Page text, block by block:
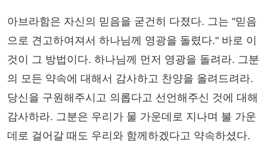
아브라함은 자신의 믿음을 굳건히 다졌다. 그는 "믿음
으로 견고하여져서 하나님께 영광을 돌렸다." 바로 이
것이 그 방법이다. 하나님께 먼저 영광을 돌려라. 그분
의 모든 약속에 대해서 감사하고 찬양을 올려드려라.
당신을 구원해주시고 의롭다고 선언해주신 것에 대해
감사하라. 그분은 우리가 물 가운데로 지나며 불 가운
데로 걸어갈 때도 우리와 함께하겠다고 약속하셨다.